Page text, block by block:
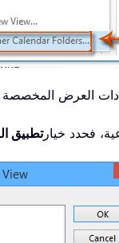
فحدد خيارتطبيق